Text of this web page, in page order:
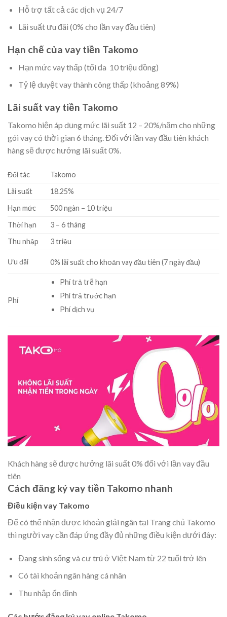
Hỗ trợ tất cả các dịch vụ 24/7
Lãi suất ưu đãi (0% cho lần vay đầu tiên)
Hạn chế của vay tiền Takomo
Hạn mức vay thấp (tối đa 10 triệu đồng)
Tỷ lệ duyệt vay thành công thấp (khoảng 89%)
Lãi suất vay tiền Takomo
Takomo hiện áp dụng mức lãi suất 12 – 20%/năm cho những
gói vay có thời gian 6 tháng. Đối với lần vay đầu tiên khách
hàng sẽ được hưởng lãi suất 0%.
Đối tác
Takomo
Lãi suất
18.25%
Hạn mức
500ngàn – 10triệu
Thời hạn
3 –6tháng
Thu nhập
3triệu
Ưu đãi 0% lãi suất cho khoản vay đầu tiên (7 ngày đầu)
Phí
Phí trả trễ hạn
Phí trả trước hạn
Phí dịch vụ
Khách hàng sẽ được hưởng lãi suất 0% đối với lần vay đầu
tiên
Cách đăng ký vay tiền Takomo nhanh
Điều kiện vay Takomo
Để có thể nhận được khoản giải ngân tại Trang chủ Takomo
thì người vay cần đáp ứng đầy đủ những điều kiện dưới đây:
Đang sinh sống và cư trú ở Việt Nam từ 22 tuổi trở lên
Có tài khoản ngân hàng cá nhân
Thu nhập ổn định